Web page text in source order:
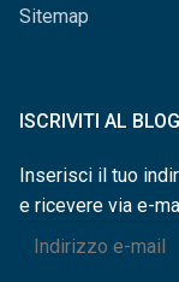
Sitemap
ISCRIVITI AL
Inserisci il tuo
e ricevere via e-
Indirizzo